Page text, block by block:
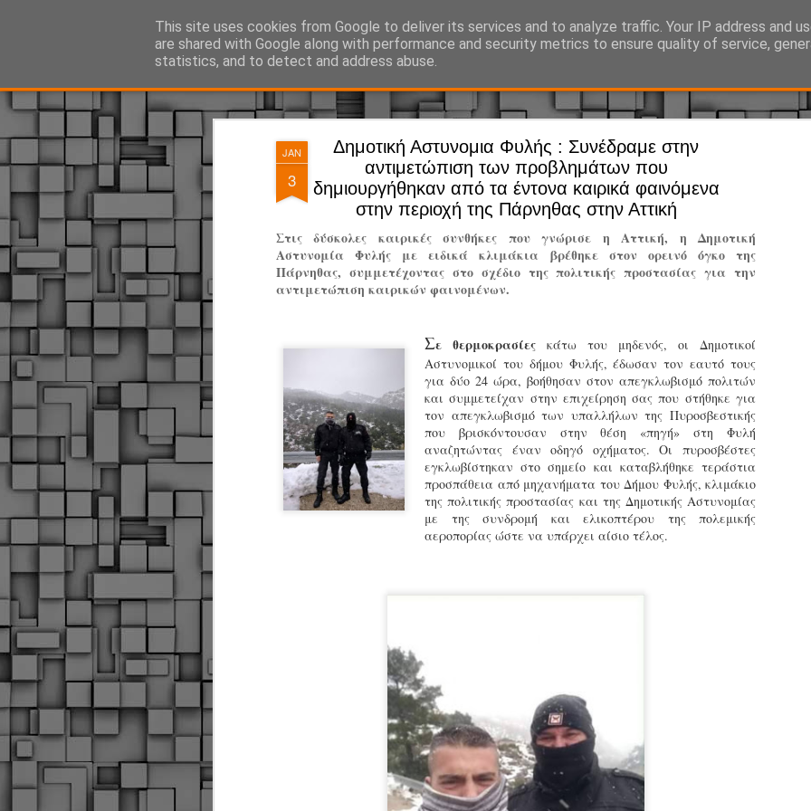
JAN
3
Δημοτική Αστυνομια Φυλής : Συνέδραμε στην
αντιμετώπιση των προβλημάτων που
δημιουργήθηκαν από τα έντονα καιρικά φαινόμενα
στην περιοχή της Πάρνηθας στην Αττική
Στις δύσκολες καιρικές συνθήκες που γνώρισε η Αττική, η Δημοτική
Αστυνομία Φυλής με ειδικά κλιμάκια βρέθηκε στον ορεινό όγκο της
Πάρνηθας, συμμετέχοντας στο σχέδιο της πολιτικής προστασίας για την
αντιμετώπιση καιρικών φαινομένων.
Σε θερμοκρασίες κάτω του μηδενός, οι Δημοτικοί
Αστυνομικοί του δήμου Φυλής, έδωσαν τον εαυτό τους
για δύο 24 ώρα, βοήθησαν στον απεγκλωβισμό πολιτών
και συμμετείχαν στην επιχείρηση σας που στήθηκε για
τον απεγκλωβισμό των υπαλλήλων της Πυροσβεστικής
που βρισκόντουσαν στην θέση «πηγή» στη Φυλή
αναζητώντας έναν οδηγό οχήματος. Οι πυροσβέστες
εγκλωβίστηκαν στο σημείο και καταβλήθηκε τεράστια
προσπάθεια από μηχανήματα του Δήμου Φυλής, κλιμάκιο
της πολιτικής προστασίας και της Δημοτικής Αστυνομίας
με της συνδρομή και ελικοπτέρου της πολεμικής
αεροπορίας ώστε να υπάρχει αίσιο τέλος.
This site uses cookies from Google to deliver its services and to analyze traffic. Your IP address and
are shared with Google along with performance and security metrics to ensure quality of service,
statistics, and to detect and address abuse.
ΔΗΜΟΤΙΚΗ ΑΣΤΥΝΟΜΙΑ, τα νέα! Ό, τι συμβαίνει γύρω από τη Δημοτική Αστυνομία, την τοπική
JUL
29
Με
Ξεκινά επίσημα η
παρουσία του Δήμου
χώρους.
Η νέα υπηρεσία θα
εκπαιδευμένους
ήδη ολοκληρώσει την
είναι έτοιμοι να
Στο πλαίσιο της
ολοκαίνουργια
τις περιπολίες και τις
στελεχών της υπηρεσίας.
JUN JUN
Απολογισμός των
ελέγχων σε ιδιοκτήτες
JUN